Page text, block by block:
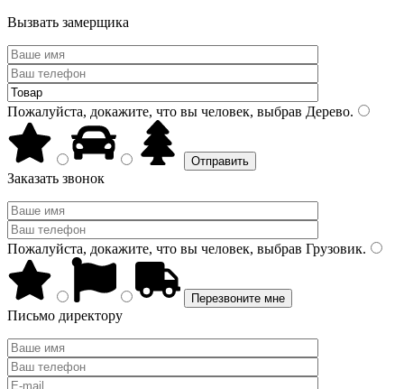
Вызвать замерщика
Пожалуйста, докажите, что вы человек, выбрав Дерево.
Заказать звонок
Пожалуйста, докажите, что вы человек, выбрав Грузовик.
Письмо директору